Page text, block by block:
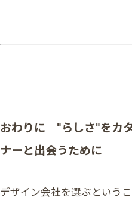
おわりに｜“らしさ”をカ
ナーと出会うために
デザイン会社を選ぶという